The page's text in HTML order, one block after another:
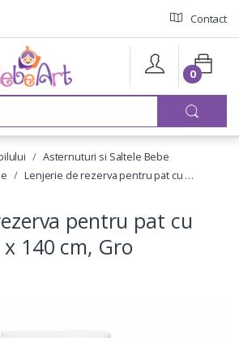
Contact
0
Asternuturi si Saltele Bebe
Lenjerie de rezerva pentru pat cu …
pentru pat cu
140 cm, Gro